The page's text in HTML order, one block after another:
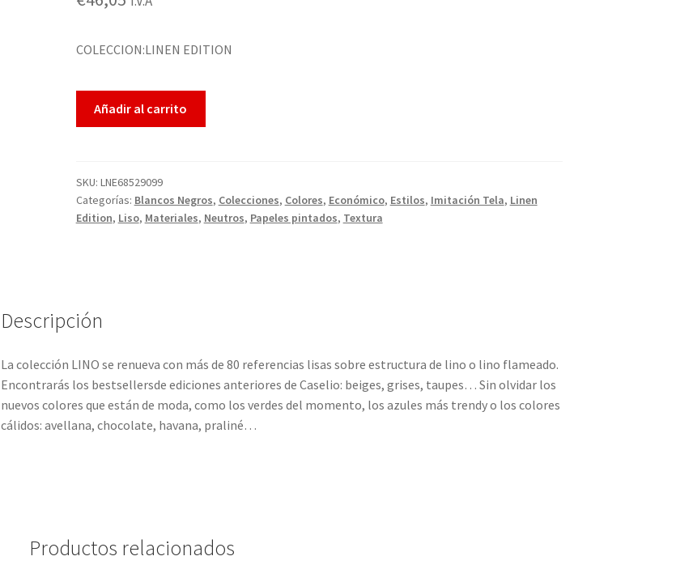
sobre 5
en
nes de
clientes
COLECCION:LINEN EDITION
Añadir al carrito
SKU: LNE68529099
Categorías: Blancos Negros, Colecciones, Colores, Económico, Estilos, Imitación Tela, Linen
Edition, Liso, Materiales, Neutros, Papeles pintados, Textura
Descripción
La colección LINO se renueva con más de 80 referencias lisas sobre estructura de lino o lino flameado.
Encontrarás los bestsellersde ediciones anteriores de Caselio: beiges, grises, taupes… Sin olvidar los
nuevos colores que están de moda, como los verdes del momento, los azules más trendy o los colores
cálidos: avellana, chocolate, havana, praliné…
Productos relacionados